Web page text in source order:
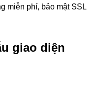
miễn phí, bảo mật SSL
giao diện